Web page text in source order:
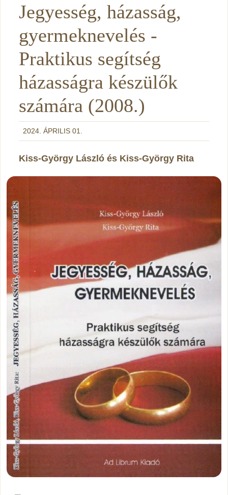
Jegyesség, házasság,
gyermeknevelés -
Praktikus segítség
házasságra készülők
számára (2008.)
2024. ÁPRILIS 01.
Kiss-György László és Kiss-György Rita